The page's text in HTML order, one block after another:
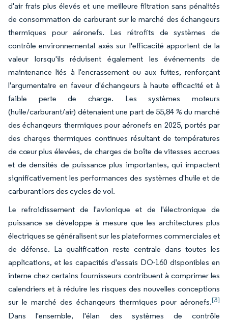
d'air frais plus élevés et une meilleure filtration sans pénalités
de consommation de carburant sur le marché des échangeurs
thermiques pour aéronefs. Les rétrofits de systèmes de
contrôle environnemental axés sur l'efficacité apportent de la
valeur lorsqu'ils réduisent également les événements de
maintenance liés à l'encrassement ou aux fuites, renforçant
l'argumentaire en faveur d'échangeurs à haute efficacité et à
faible perte de charge. Les systèmes moteurs
(huile/carburant/air) détenaient une part de 55,84 % du marché
des échangeurs thermiques pour aéronefs en 2025, portés par
des charges thermiques continues résultant de températures
de cœur plus élevées, de charges de boîte de vitesses accrues
et de densités de puissance plus importantes, qui impactent
significativement les performances des systèmes d'huile et de
carburant lors des cycles de vol.
Le refroidissement de l'avionique et de l'électronique de
puissance se développe à mesure que les architectures plus
électriques se généralisent sur les plateformes commerciales et
de défense. La qualification reste centrale dans toutes les
applications, et les capacités d'essais DO-160 disponibles en
interne chez certains fournisseurs contribuent à comprimer les
calendriers et à réduire les risques des nouvelles conceptions
sur le marché des échangeurs thermiques pour aéronefs.[3]
Dans l'ensemble, l'élan des systèmes de contrôle